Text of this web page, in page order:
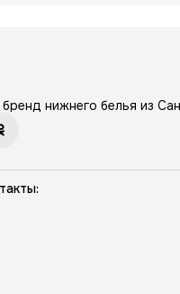
нижнего белья из